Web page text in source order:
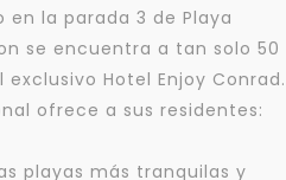
la parada 3 de Playa
se encuentra a tan solo 50
Hotel Enjoy Conrad.
ofrece a sus residentes:
playas más tranquilas y